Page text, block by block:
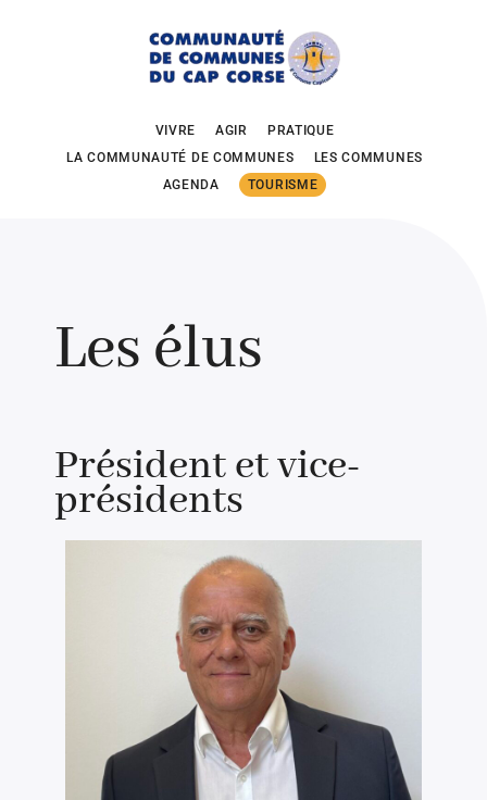
VIVRE AGIR
PRATIQUE
LA COMMUNAUTÉ DE COMMUNES
LES COMMUNES
AGENDA
TOURISME
Les élus
Président et vice-
présidents